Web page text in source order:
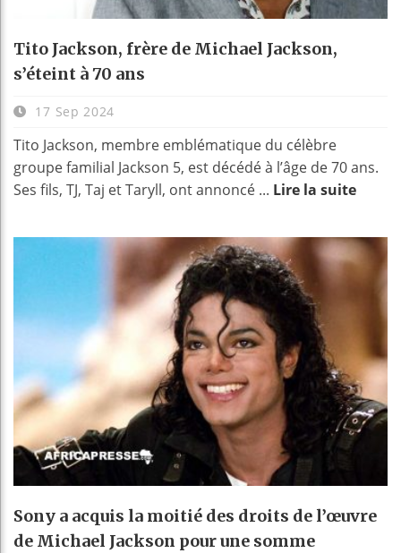
Tito Jackson, frère de Michael Jackson,
s’éteint à 70 ans
17 Sep 2024
Tito Jackson, membre emblématique du célèbre
groupe familial Jackson 5, est décédé à l’âge de 70 ans.
Ses fils, TJ, Taj et Taryll, ont annoncé ... Lire la suite
Sony a acquis la moitié des droits de l’œuvre
de Michael Jackson pour une somme